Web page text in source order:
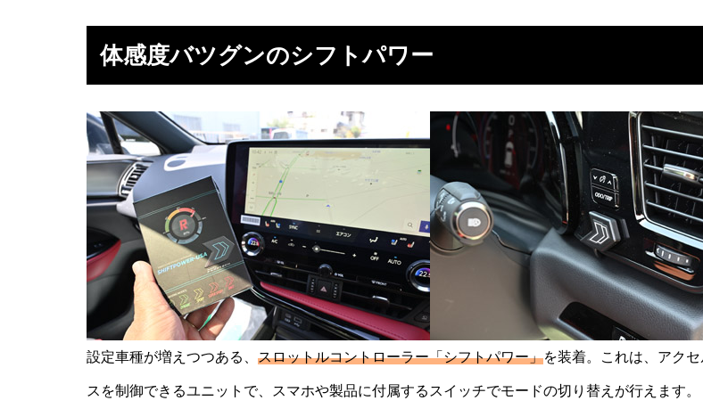
体感度バツグンのシフトパワー
設定車種が増えつつある、 スロットルコントローラー「シフトパワー」を装着。これは、アク
スを制御できるユニットで、スマホや製品に付属するスイッチでモードの切り替えが行えます。